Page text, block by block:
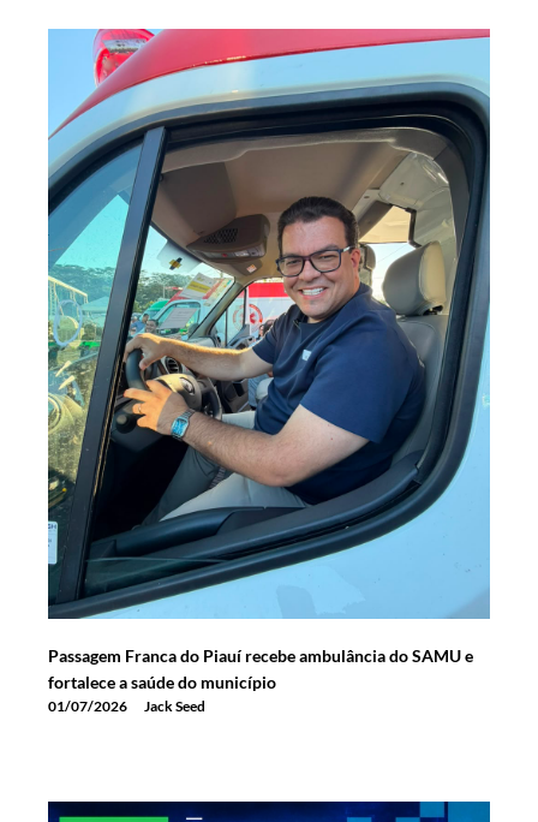
Passagem Franca do Piauí recebe ambulância do SAMU e
fortalece a saúde do município
01/07/2026 Jack Seed